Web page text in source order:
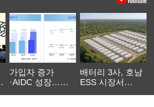
가입자 증가
·AIDC 성장…
배터리 3사, 호남
ESS 시장서